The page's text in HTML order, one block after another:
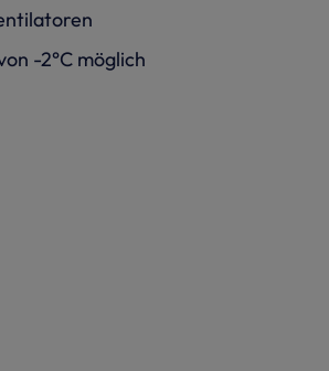
-2°C möglich